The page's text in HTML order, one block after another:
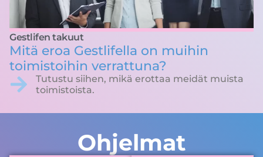
Gestlifen takuut
Mitä eroa Gestlifella on muihin
toimistoihin verrattuna?
Tutustu siihen, mikä erottaa meidät muista
toimistoista.
Ohjelmat